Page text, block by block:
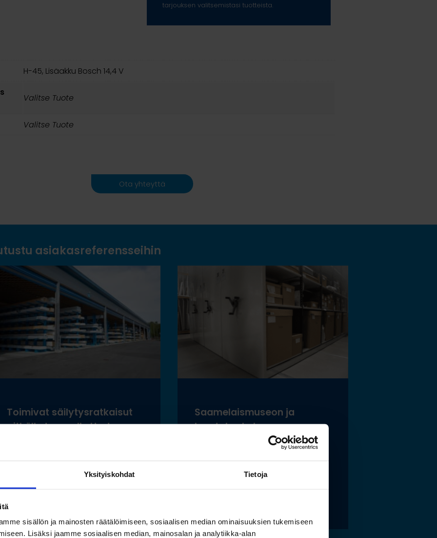
Yksityiskohdat Tietoja
sisällön ja mainosten räätälöimiseen, sosiaalisen median ominaisuuksien tukemiseen
Lisäksi jaamme sosiaalisen median, mainosalan ja analytiikka-alan
tarjouksen valitsemistasi tuotteista.
H-45, Lisäakku Bosch 14,4 V
Valitse Tuote
Valitse Tuote
Ota yhteyttä
asiakasreferensseihin
Toimivat säilytysratkaisut
pitkälle tavaralle Hartman
Lue lisää »
Saamelaismuseon ja
luontokeskuksen
esineistölle sopivat
ilmastoidut ja kestävät
säilytysratkaisut